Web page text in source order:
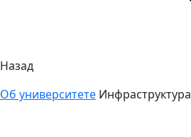
Назад
Об университете Инфраструктура